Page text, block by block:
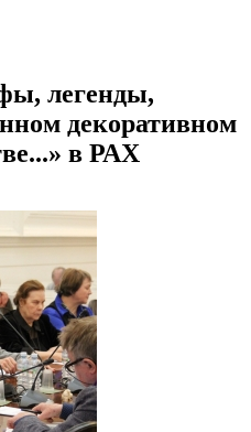
легенды,
декоративном
в РАХ